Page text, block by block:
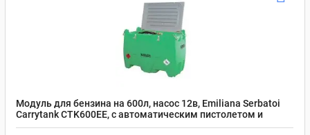
Модуль для бензина на 600л, насос 12в, Emiliana Serbatoi
Carrytank CTK600EE, с автоматическим пистолетом и
шлангом на 4 м